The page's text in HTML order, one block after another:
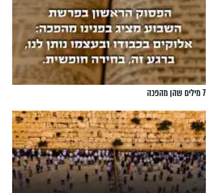
7 מילים שהן מהפכה